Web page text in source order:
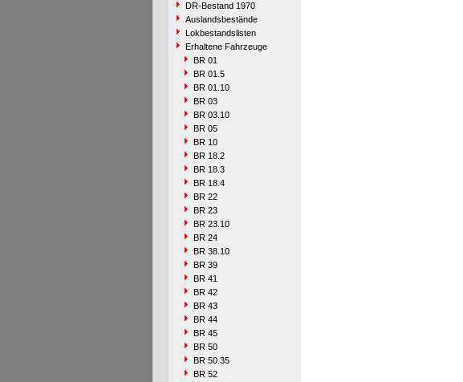
DR-Bestand 1970
Auslandsbestände
Lokbestandslisten
Erhaltene Fahrzeuge
BR 01
BR 01.5
BR 01.10
BR 03
BR 03.10
BR 05
BR 10
BR 18.2
BR 18.3
BR 18.4
BR 22
BR 23
BR 23.10
BR 24
BR 38.10
BR 39
BR 41
BR 42
BR 43
BR 44
BR 45
BR 50
BR 50.35
BR 52